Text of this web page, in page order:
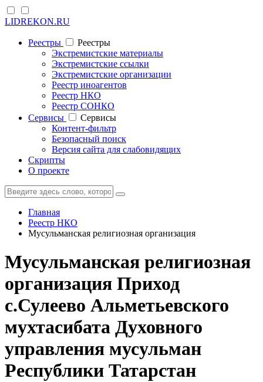
LIDREKON.RU
Реестры
Реестры
Экстремистские материалы
Экстремистские ссылки
Экстремистские организации
Реестр иноагентов
Реестр НКО
Реестр СОНКО
Cервисы
Cервисы
Контент-фильтр
Безопасный поиск
Версия сайта для слабовидящих
Скрипты
О проекте
Главная
Реестр НКО
Мусульманская религиозная организация
Мусульманская религиозная
организация Приход
с.Сулеево Альметьевского
мухтасибата Духовного
управления мусульман
Республики Татарстан